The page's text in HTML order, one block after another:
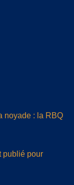
noyade : la RBQ
publié pour